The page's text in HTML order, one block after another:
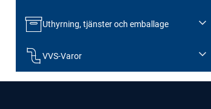
Uthyrning, tjänster och emballage
VVS-Varor